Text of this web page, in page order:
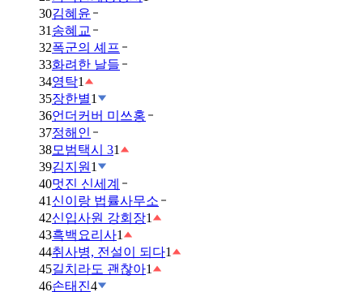
30김혜윤
31 송혜교
32폭군의 셰프
33화려한 날들
34영탁1
35장한별1
36언더커버 미쓰홍
37정해인
38모범택시 31
39김지원 1
40멋진 신세계
41 신이랑 법률사무소
42신입사원 강회장1
43흑백요리사1
44취사병, 전설이 되다1
45길치라도 괜찮아1
46손태진4